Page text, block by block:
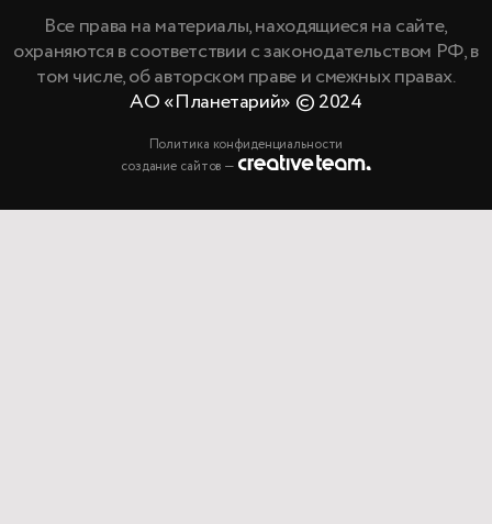
Все права на материалы, находящиеся на сайте,
охраняются в соответствии с законодательством РФ, в
том числе, об авторском праве и смежных правах.
АО «Планетарий» © 2024
Политика конфиденциальности
создание сайтов —